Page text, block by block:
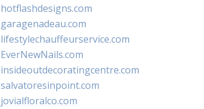
hotflashdesigns.com
garagenadeau.com
lifestylechauffeurservice.com
EverNewNails.com
insideoutdecoratingcentre.com
salvatoresinpoint.com
jovialfloralco.com